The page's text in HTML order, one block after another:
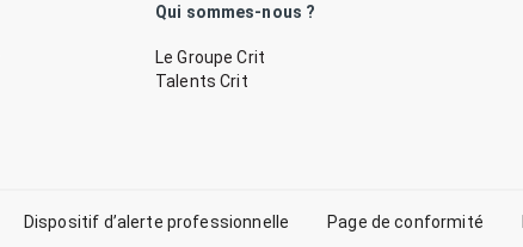
Qui sommes-nous ?
Le Groupe Crit
Talents Crit
Dispositif d’alerte professionnelle Page de conformité